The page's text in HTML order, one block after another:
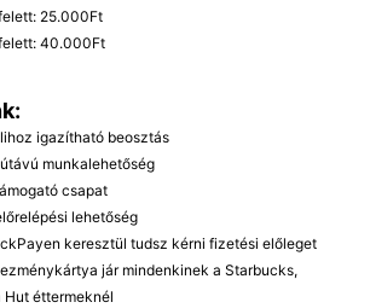
25.000Ft
40.000Ft
igazítható beosztás
munkalehetőség
csapat
lehetőség
keresztül tudsz kérni fizetési előleget
jár mindenkinek a Starbucks,
Hut éttermeknél